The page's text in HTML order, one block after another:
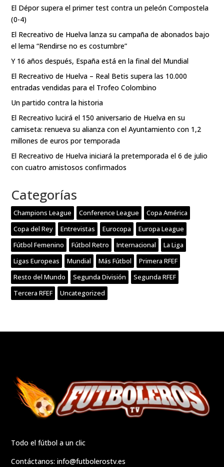
El Dépor supera el primer test contra un peleón Compostela
(0-4)
El Recreativo de Huelva lanza su campaña de abonados bajo
el lema “Rendirse no es costumbre”
Y 16 años después, España está en la final del Mundial
El Recreativo de Huelva – Real Betis supera las 10.000
entradas vendidas para el Trofeo Colombino
Un partido contra la historia
El Recreativo lucirá el 150 aniversario de Huelva en su
camiseta: renueva su alianza con el Ayuntamiento con 1,2
millones de euros por temporada
El Recreativo de Huelva iniciará la pretemporada el 6 de julio
con cuatro amistosos confirmados
Categorías
Champions League Conference League
Copa América
Copa del Rey
Entrevistas Eurocopa
Europa League
Fútbol Femenino
Fútbol Retro Internacional
La Liga
Ligas Europeas
Mundial Más Fútbol
Primera RFEF
Resto del Mundo
Segunda División
Segunda RFEF
Tercera RFEF
Uncategorized
Todo el fútbol a un clic
Contáctanos:info@futbolerostv.es